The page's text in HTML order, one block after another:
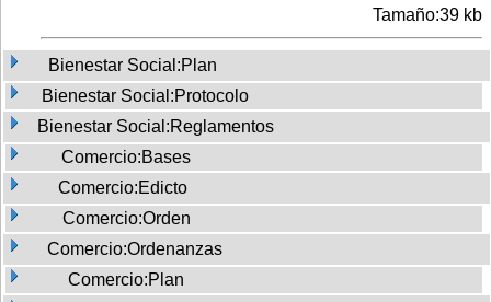
Tamaño:39 kb
Bienestar Social:Plan
Bienestar Social:Protocolo
Bienestar Social:Reglamentos
Comercio:Bases
Comercio:Edicto
Comercio:Orden
Comercio:Ordenanzas
Comercio:Plan